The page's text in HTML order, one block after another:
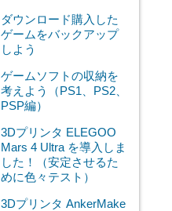
ダウンロード購入した
ゲームをバックアップ
しよう
ゲームソフトの収納を
考えよう（PS1、PS2、
PSP編）
3Dプリンタ ELEGOO
Mars 4 Ultra を導入しま
した！（安定させるた
めに色々テスト）
3Dプリンタ AnkerMake